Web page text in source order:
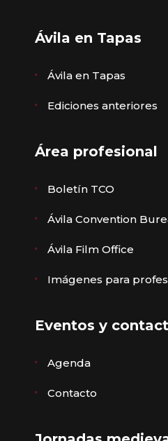
Ávila en Tapas
Ávila en Tapas
Ediciones anteriores
Área profesional
Boletín TCO
Ávila Convention
Ávila Film Office
Imágenes para
Eventos y
Agenda
Contacto